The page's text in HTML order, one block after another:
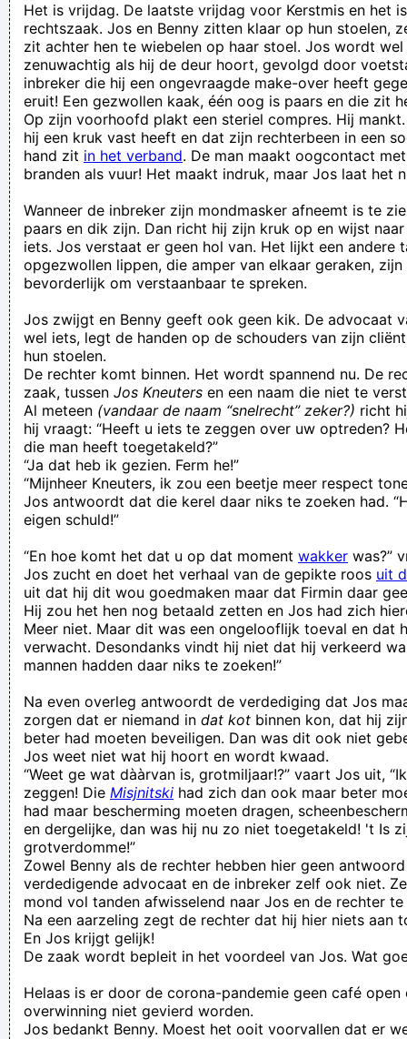
Het is vrijdag. De laatste vrijdag voor Kerstmis en het
rechtszaak. Jos en Benny zitten klaar op hun stoelen,
zit achter hen te wiebelen op haar stoel. Jos wordt wel
zenuwachtig als hij de deur hoort, gevolgd door
inbreker die hij een ongevraagde make-over heeft
eruit! Een gezwollen kaak, één oog is paars en die zit
Op zijn voorhoofd plakt een steriel compres. Hij
hij een kruk vast heeft en dat zijn rechterbeen in een
hand zit in het verband. De man maakt oogcontact
branden als vuur! Het maakt indruk, maar Jos laat het
Wanneer de inbreker zijn mondmasker afneemt is te
paars en dik zijn. Dan richt hij zijn kruk op en wijst
iets. Jos verstaat er geen hol van. Het lijkt een andere
opgezwollen lippen, die amper van elkaar geraken,
bevorderlijk om verstaanbaar te spreken.
Jos zwijgt en Benny geeft ook geen kik. De advocaat
wel iets, legt de handen op de schouders van zijn
hun stoelen.
De rechter komt binnen. Het wordt spannend nu. De
zaak, tussen Jos Kneuters en een naam die niet te
Al meteen (vandaar de naam “snelrecht” zeker?) richt
hij vraagt: “Heeft u iets te zeggen over uw optreden?
die man heeft toegetakeld?”
“Ja dat heb ik gezien. Ferm he!”
“Mijnheer Kneuters, ik zou een beetje meer respect
Jos antwoordt dat die kerel daar niks te zoeken had.
eigen schuld!”
“En hoe komt het dat u op dat moment wakker was?”
Jos zucht en doet het verhaal van de gepikte roos uit
uit dat hij dit wou goedmaken maar dat Firmin daar
Hij zou het hen nog betaald zetten en Jos had zich
Meer niet. Maar dit was een ongelooflijk toeval en dat
verwacht. Desondanks vindt hij niet dat hij verkeerd
mannen hadden daar niks te zoeken!”
Na even overleg antwoordt de verdediging dat Jos
zorgen dat er niemand in dat kot binnen kon, dat hij
beter had moeten beveiligen. Dan was dit ook niet
Jos weet niet wat hij hoort en wordt kwaad.
“Weet ge wat dààrvan is, grotmiljaar!?” vaart Jos uit,
zeggen! Die Misjnitski had zich dan ook maar beter
had maar bescherming moeten dragen,
en dergelijke, dan was hij nu zo niet toegetakeld! 't Is
grotverdomme!”
Zowel Benny als de rechter hebben hier geen
verdedigende advocaat en de inbreker zelf ook niet.
mond vol tanden afwisselend naar Jos en de rechter te
Na een aarzeling zegt de rechter dat hij hier niets aan
En Jos krijgt gelijk!
De zaak wordt bepleit in het voordeel van Jos. Wat
Helaas is er door de corona-pandemie geen café open
overwinning niet gevierd worden.
Jos bedankt Benny. Moest het ooit voorvallen dat er